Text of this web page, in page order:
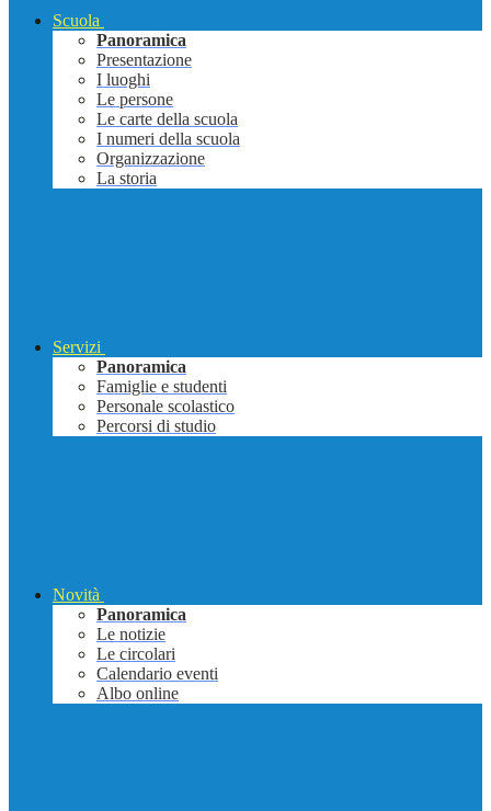
Scuola
Panoramica
Presentazione
I luoghi
Le persone
Le carte della scuola
I numeri della scuola
Organizzazione
La storia
Servizi
Panoramica
Famiglie e studenti
Personale scolastico
Percorsi di studio
Novità
Panoramica
Le notizie
Le circolari
Calendario eventi
Albo online